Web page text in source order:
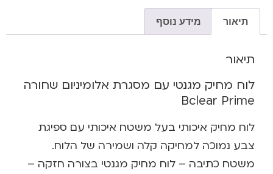
תיאור מידע נוסף
תיאור
לוח מחיק מגנטי עם מסגרת אלומיניום שחורה
Bclear Prime
לוח מחיק איכותי בעל משטח איכותי עם ספיגת
צבע נמוכה למחיקה קלה ושמירה של הלוח.
משטח כתיבה – לוח מחיק מגנטי בצורה חזקה –